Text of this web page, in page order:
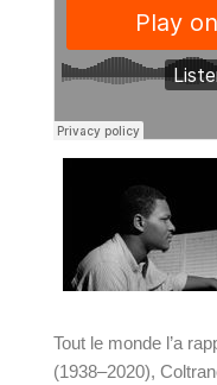
Tout le monde l’a
(1938–2020),